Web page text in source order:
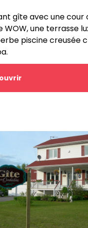
gîte avec une cour
WOW, une terrasse
piscine creusée